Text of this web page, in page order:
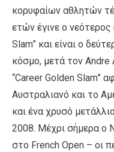
κορυφαίων αθλητών
ετών έγινε ο
Slam” και είναι ο
κόσμο, μετά τον Andre
“Career Golden Slam”
Αυστραλιανό και το
και ένα χρυσό
2008. Μέχρι σήμερα ο
στο French Open – οι